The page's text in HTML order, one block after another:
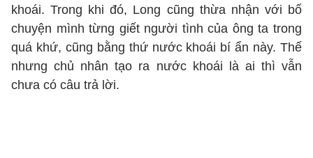
khoái. Trong khi đó, Long cũng thừa nhận với bố
chuyện mình từng giết người tình của ông ta trong
quá khứ, cũng bằng thứ nước khoái bí ẩn này. Thế
nhưng chủ nhân tạo ra nước khoái là ai thì vẫn
chưa có câu trả lời.